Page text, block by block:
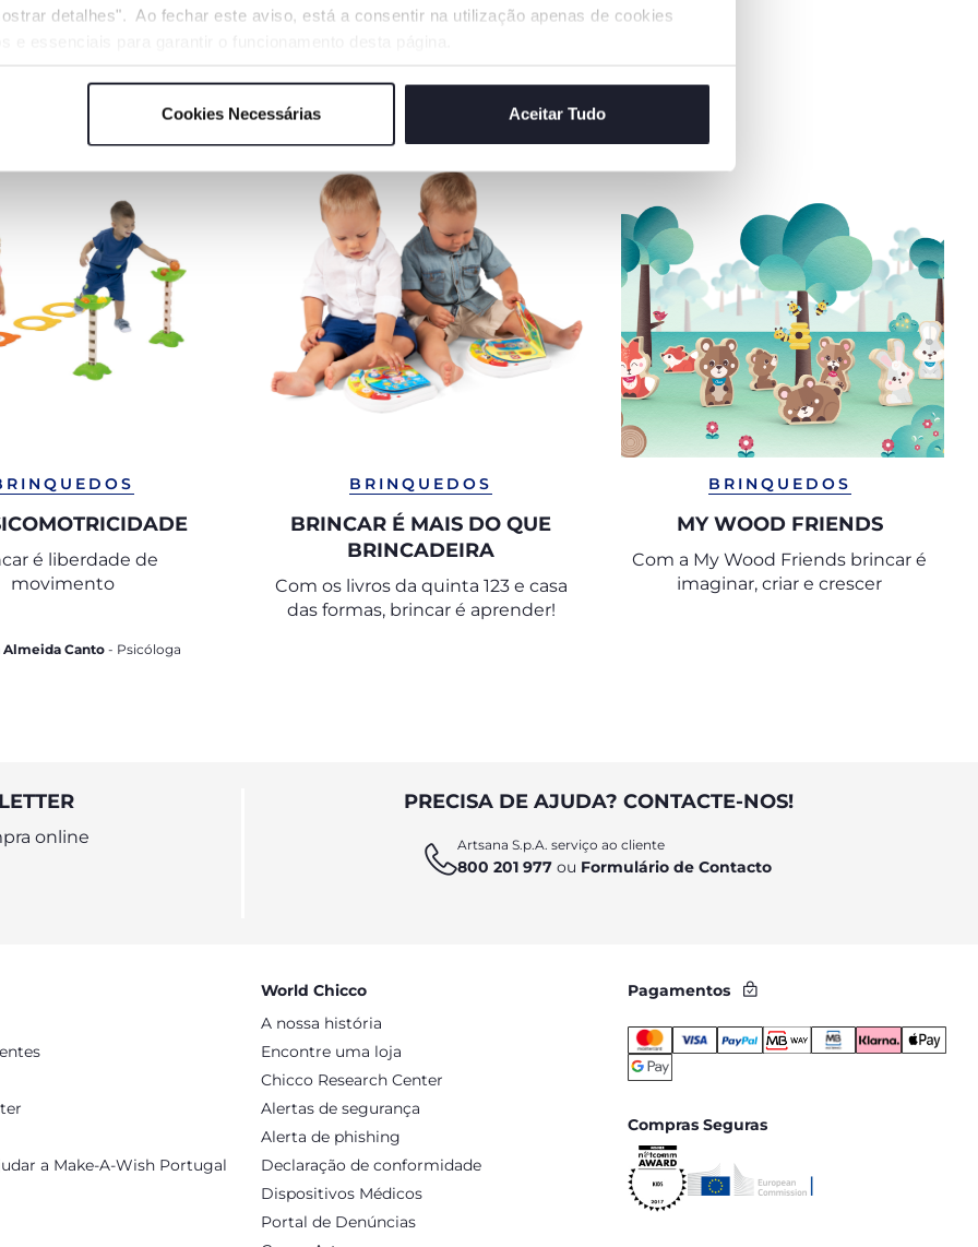
detalhes". Ao fechar este aviso, está a consentir na utilização apenas de cookies
Cookies Necessárias Aceitar Tudo
OS NOSSOS CONSELHOS
é liberdade de
movimento
Almeida Canto - Psicóloga
BRINQUEDOS
BRINCAR É MAIS DO QUE
BRINCADEIRA
Com os livros da quinta 123 e casa
das formas, brincar é aprender!
BRINQUEDOS
MY WOOD FRIENDS
Com a My Wood Friends brincar é
imaginar, criar e crescer
online
PRECISA DE AJUDA? CONTACTE-NOS!
Artsana S.p.A. serviço ao cliente
800 201 977ou Formulário de Contacto
a Make-A-Wish Portugal
World Chicco
A nossa história
Encontre uma loja
Chicco Research Center
Alertas de segurança
Alerta de phishing
Declaração de conformidade
Dispositivos Médicos
Portal de Denúncias
Pagamentos
Compras Seguras